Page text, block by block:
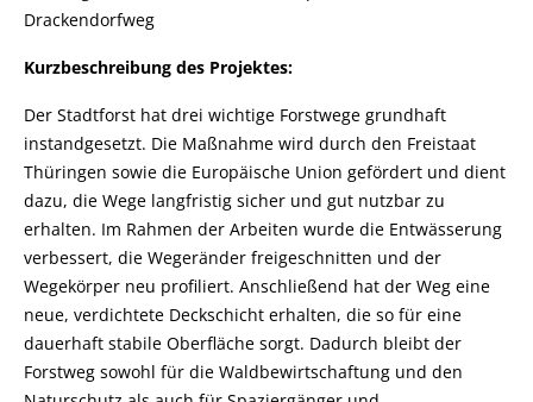
Drackendorfweg
Kurzbeschreibung des Projektes:
Der Stadtforst hat drei wichtige Forstwege grundhaft
instandgesetzt. Die Maßnahme wird durch den Freistaat
Thüringen sowie die Europäische Union gefördert und dient
dazu, die Wege langfristig sicher und gut nutzbar zu
erhalten. Im Rahmen der Arbeiten wurde die Entwässerung
verbessert, die Wegeränder freigeschnitten und der
Wegekörper neu profiliert. Anschließend hat der Weg eine
neue, verdichtete Deckschicht erhalten, die so für eine
dauerhaft stabile Oberfläche sorgt. Dadurch bleibt der
Forstweg sowohl für die Waldbewirtschaftung und den